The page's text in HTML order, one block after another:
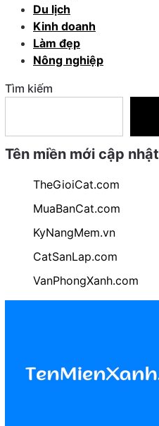
Du lịch
Kinh doanh
Làm đẹp
Nông nghiệp
Tìm kiếm
Tên miền mới cập nhật
TheGioiCat.com
MuaBanCat.com
KyNangMem.vn
CatSanLap.com
VanPhongXanh.com